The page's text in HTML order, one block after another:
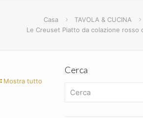
Casa TAVOLA & CUCINA
Le Creuset Piatto da colazione rosso
Mostra tutto
Cerca